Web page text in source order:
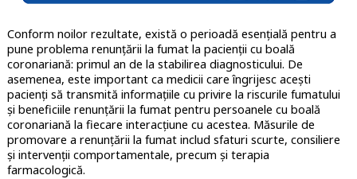
Conform noilor rezultate, există o perioadă esențială pentru a
pune problema renunțării la fumat la pacienții cu boală
coronariană: primul an de la stabilirea diagnosticului. De
asemenea, este important ca medicii care îngrijesc acești
pacienți să transmită informațiile cu privire la riscurile fumatului
și beneficiile renunțării la fumat pentru persoanele cu boală
coronariană la fiecare interacțiune cu acestea. Măsurile de
promovare a renunțării la fumat includ sfaturi scurte, consiliere
și intervenții comportamentale, precum și terapia
farmacologică.